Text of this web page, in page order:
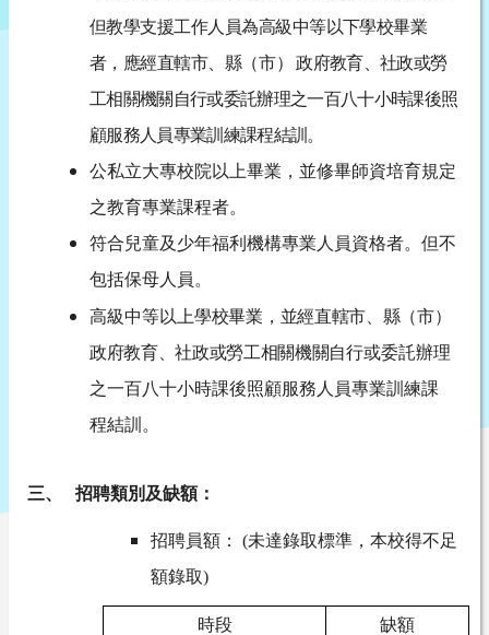
但教學支援工作人員為高級中等以下學校畢業
者，應經直轄市、縣（市）政府教育、社政或勞
工相關機關自行或委託辦理之一百八十小時課後照
顧服務人員專業訓練課程結訓。
公私立大專校院以上畢業，並修畢師資培育規定
之教育專業課程者。
符合兒童及少年福利機構專業人員資格者。但不
包括保母人員。
高級中等以上學校畢業 ， 並經直轄市、縣（市）
政府教育、社政或勞工相關機關自行或委託辦理
之一百八十小時課後照顧服務人員專業訓練課
程結訓。
三、 招聘類別及缺額：
招聘員額： (未達錄取標準，本校得不足
額錄取)
時段
缺額